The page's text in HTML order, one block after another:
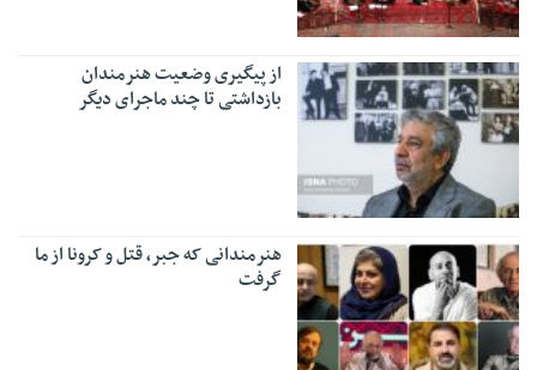
از پیگیری وضعیت هنرمندان
بازداشتی تا چند ماجرای دیگر
هنرمندانی که جبر، قتل و کرونا از ما
گرفت